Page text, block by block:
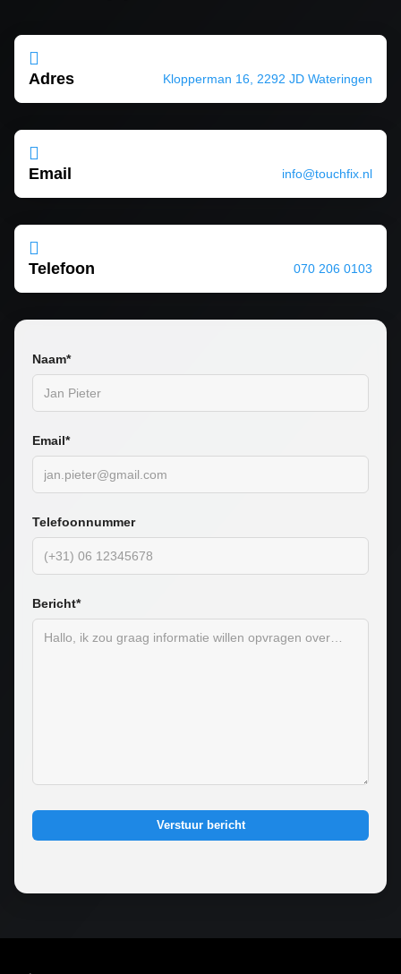
Naam*
Email*
Telefoonnummer
Bericht*
Verstuur bericht

Adres Klopperman 16, 2292 JD Wateringen

Email info@touchfix.nl

Telefoon 070 206 0103